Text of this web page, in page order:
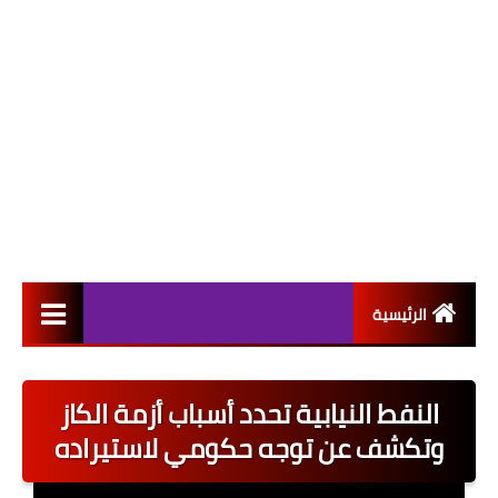
الرئيسية
اخبار القطاع العام
اخبار القطاع الخاص
النفط النيابية تحدد أسباب أزمة الكاز
وتكشف عن توجه حكومي لاستيراده